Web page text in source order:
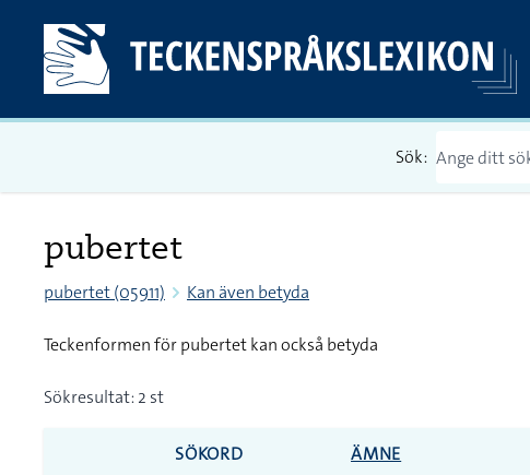
Sök:
pubertet
pubertet (05911) Kan även betyda
Teckenformen för pubertet kan också betyda
Sökresultat: 2 st
SÖKORD ÄMNE